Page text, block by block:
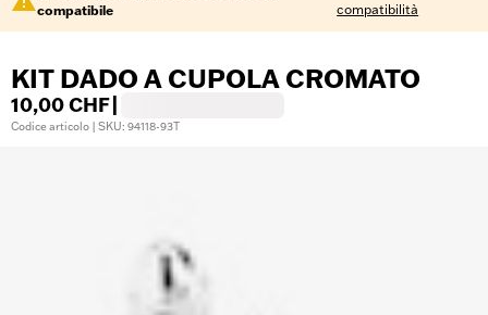
compatibile
compatibilità
KIT DADO A CUPOLA CROMATO
10,00 CHF
Codice articolo | SKU: 94118-93T